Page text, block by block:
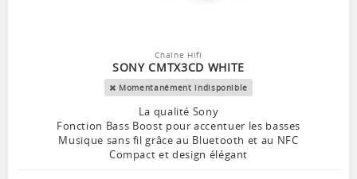
Chaîne Hifi
SONY CMTX3CD WHITE
Momentanément indisponible
La qualité Sony
Fonction Bass Boost pour accentuer les basses
Musique sans fil grâce au Bluetooth et au NFC
Compact et design élégant